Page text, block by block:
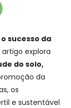
sucesso da
artigo explora
do solo,
da
os
e sustentável